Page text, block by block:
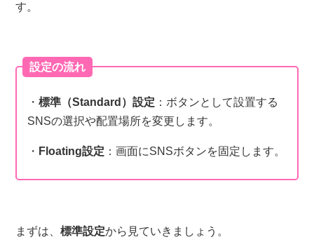
す。
設定の流れ
・標準（Standard）設定 ：ボタンとして設置する
SNSの選択や配置場所を変更します。
・ Floating設定 ：画面にSNSボタンを固定します。
まずは、標準設定から見ていきましょう。